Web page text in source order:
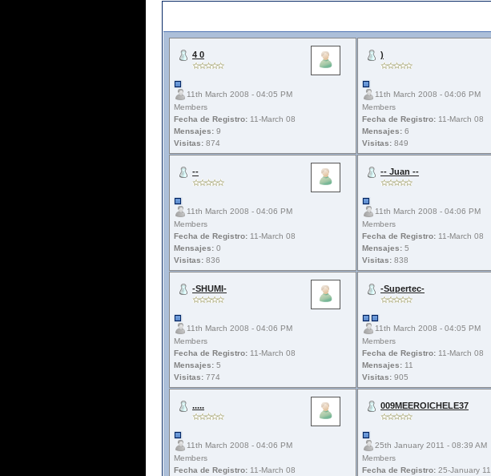
4 0
11th March 2008 - 04:05 PM
Members
Fecha de Registro: 11-March 08
Mensajes: 9
Visitas: 874
)
11th March 2008 - 04:06 PM
Members
Fecha de Registro: 11-March 08
Mensajes: 6
Visitas: 849
--
11th March 2008 - 04:06 PM
Members
Fecha de Registro: 11-March 08
Mensajes: 0
Visitas: 836
-- Juan --
11th March 2008 - 04:06 PM
Members
Fecha de Registro: 11-March 08
Mensajes: 5
Visitas: 838
-SHUMI-
11th March 2008 - 04:06 PM
Members
Fecha de Registro: 11-March 08
Mensajes: 5
Visitas: 774
-Supertec-
11th March 2008 - 04:05 PM
Members
Fecha de Registro: 11-March 08
Mensajes: 11
Visitas: 905
.....
11th March 2008 - 04:06 PM
Members
Fecha de Registro: 11-March 08
009MEEROICHELE37
25th January 2011 - 08:39 AM
Members
Fecha de Registro: 25-January 11